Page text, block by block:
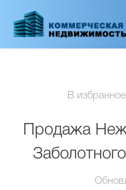
основному
В избранное
Продажа